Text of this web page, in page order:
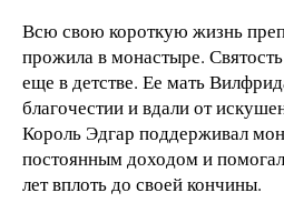
Всю свою короткую жизнь
прожила в монастыре.
еще в детстве. Ее мать
благочестии и вдали от
Король Эдгар поддерживал
постоянным доходом и
лет вплоть до своей кончины.